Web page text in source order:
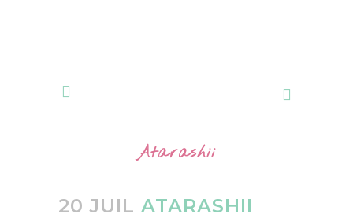
Atarashii
20 JUIL ATARASHII